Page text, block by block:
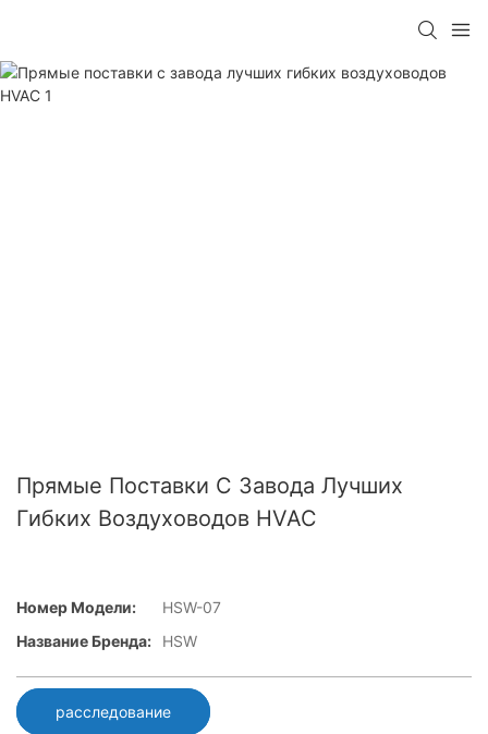
Прямые Поставки С Завода Лучших
Гибких Воздуховодов HVAC
Номер Модели:
HSW-07
Название Бренда:
HSW
расследование